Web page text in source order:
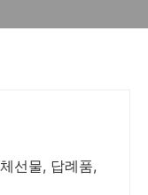
선물, 답례품,